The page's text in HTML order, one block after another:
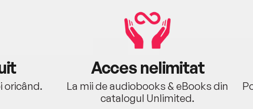
oricând.
Acces nelimitat
La mii de audiobooks & eBooks din
catalogul Unlimited.